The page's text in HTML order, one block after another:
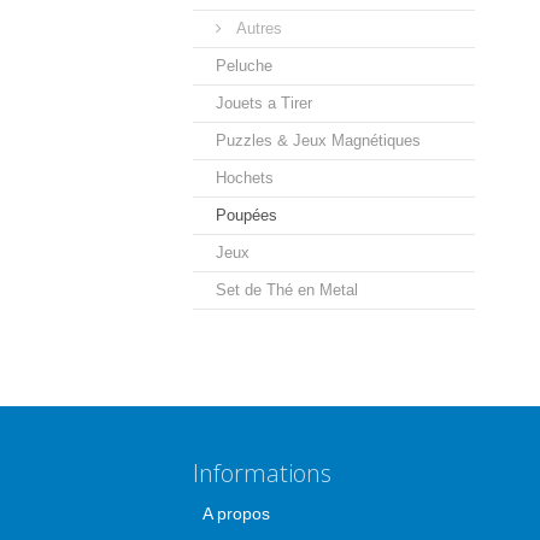
Autres
Peluche
Jouets a Tirer
Puzzles & Jeux Magnétiques
Hochets
Poupées
Jeux
Set de Thé en Metal
Informations
A propos